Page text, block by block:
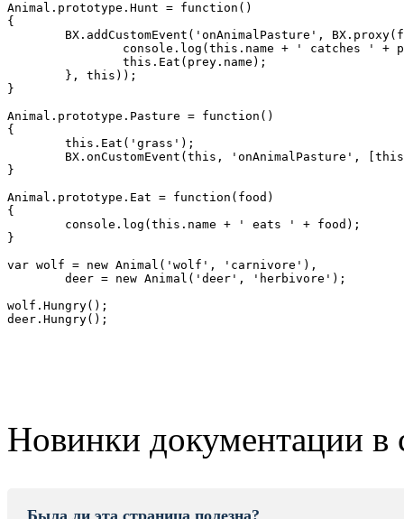
Animal.prototype.Hunt = function()
{
}
Animal.prototype.Pasture = function()
{
}
Animal.prototype.Eat = function(food)
{
}
var wolf = new Animal('wolf', 'carnivore'),
wolf.Hungry();
deer.Hungry();
Новинки документации в